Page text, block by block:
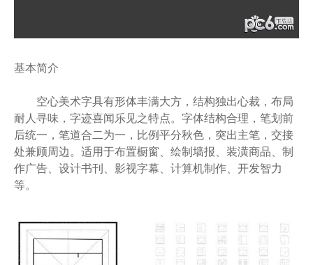
基本简介
空心美术字具有形体丰满大方，结构独出心裁，布局
耐人寻味，字迹喜闻乐见之特点。字体结构合理，笔划前
后统一，笔道合二为一，比例平分秋色，突出主笔，交接
处兼顾周边。适用于布置橱窗、绘制墙报、装潢商品、制
作广告、设计书刊、影视字幕、计算机制作、开发智力
等。